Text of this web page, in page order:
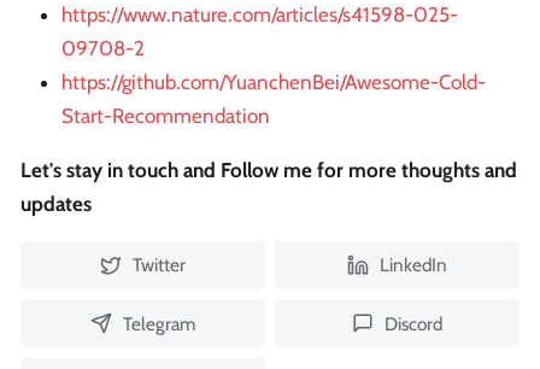
https://www.nature.com/articles/s41598-025-
09708-2
https://github.com/YuanchenBei/Awesome-Cold-
Start-Recommendation
Let's stay in touch and Follow me for more thoughts and
updates
Twitter LinkedIn
Telegram Discord